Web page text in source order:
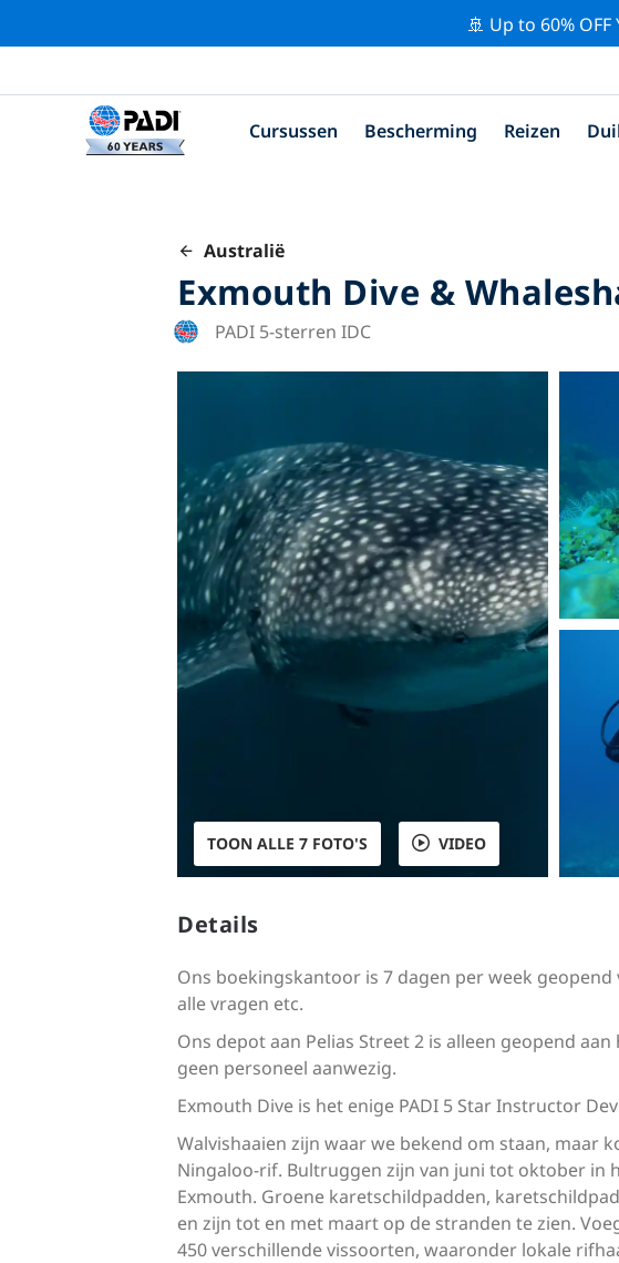
🚢 Up to 60%
Cursussen Bescherming Reizen
Australië
Exmouth Dive &
PADI 5-sterren IDC
TOON ALLE 7 FOTO'S VIDEO
Details
Ons boekingskantoor is 7 dagen per week
alle vragen etc.
Ons depot aan Pelias Street 2 is alleen geopend
geen personeel aanwezig.
Exmouth Dive is het enige PADI 5 Star Instructor
Walvishaaien zijn waar we bekend om staan, maar
Ningaloo-rif. Bultruggen zijn van juni tot oktober in
Exmouth. Groene karetschildpadden,
en zijn tot en met maart op de stranden te zien.
450 verschillende vissoorten, waaronder lokale